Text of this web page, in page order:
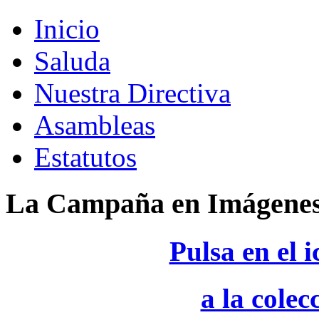
Inicio
Saluda
Nuestra Directiva
Asambleas
Estatutos
La Campaña en
Pulsa en el
a la